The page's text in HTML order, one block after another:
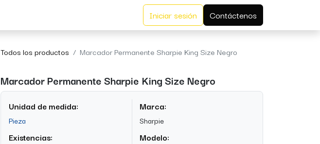
Iniciar sesión Contáctenos
Todos los productos Marcador Permanente Sharpie King Size Negro
Marcador Permanente Sharpie King Size Negro
Unidad de medida:
Pieza
Existencias:
Marca:
Sharpie
Modelo: